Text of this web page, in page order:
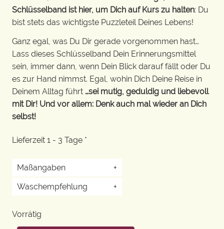
Schlüsselband ist hier, um Dich auf Kurs zu halten: Du
bist stets das wichtigste Puzzleteil Deines Lebens!
Ganz egal, was Du Dir gerade vorgenommen hast…
Lass dieses Schlüsselband Dein Erinnerungsmittel
sein, immer dann, wenn Dein Blick darauf fällt oder Du
es zur Hand nimmst. Egal, wohin Dich Deine Reise in
Deinem Alltag führt …sei mutig, geduldig und liebevoll
mit Dir! Und vor allem: Denk auch mal wieder an Dich
selbst!
Lieferzeit 1 - 3 Tage *
Maßangaben
+
Waschempfehlung
+
Vorrätig